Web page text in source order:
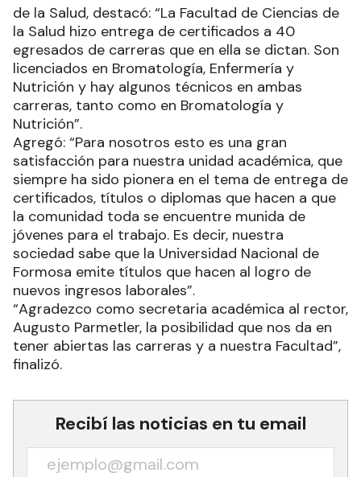
de la Salud, destacó: “La Facultad de Ciencias de
la Salud hizo entrega de certificados a 40
egresados de carreras que en ella se dictan. Son
licenciados en Bromatología, Enfermería y
Nutrición y hay algunos técnicos en ambas
carreras, tanto como en Bromatología y
Nutrición”.
Agregó: “Para nosotros esto es una gran
satisfacción para nuestra unidad académica, que
siempre ha sido pionera en el tema de entrega de
certificados, títulos o diplomas que hacen a que
la comunidad toda se encuentre munida de
jóvenes para el trabajo. Es decir, nuestra
sociedad sabe que la Universidad Nacional de
Formosa emite títulos que hacen al logro de
nuevos ingresos laborales”.
“Agradezco como secretaria académica al rector,
Augusto Parmetler, la posibilidad que nos da en
tener abiertas las carreras y a nuestra Facultad”,
finalizó.
Recibí las noticias en tu email